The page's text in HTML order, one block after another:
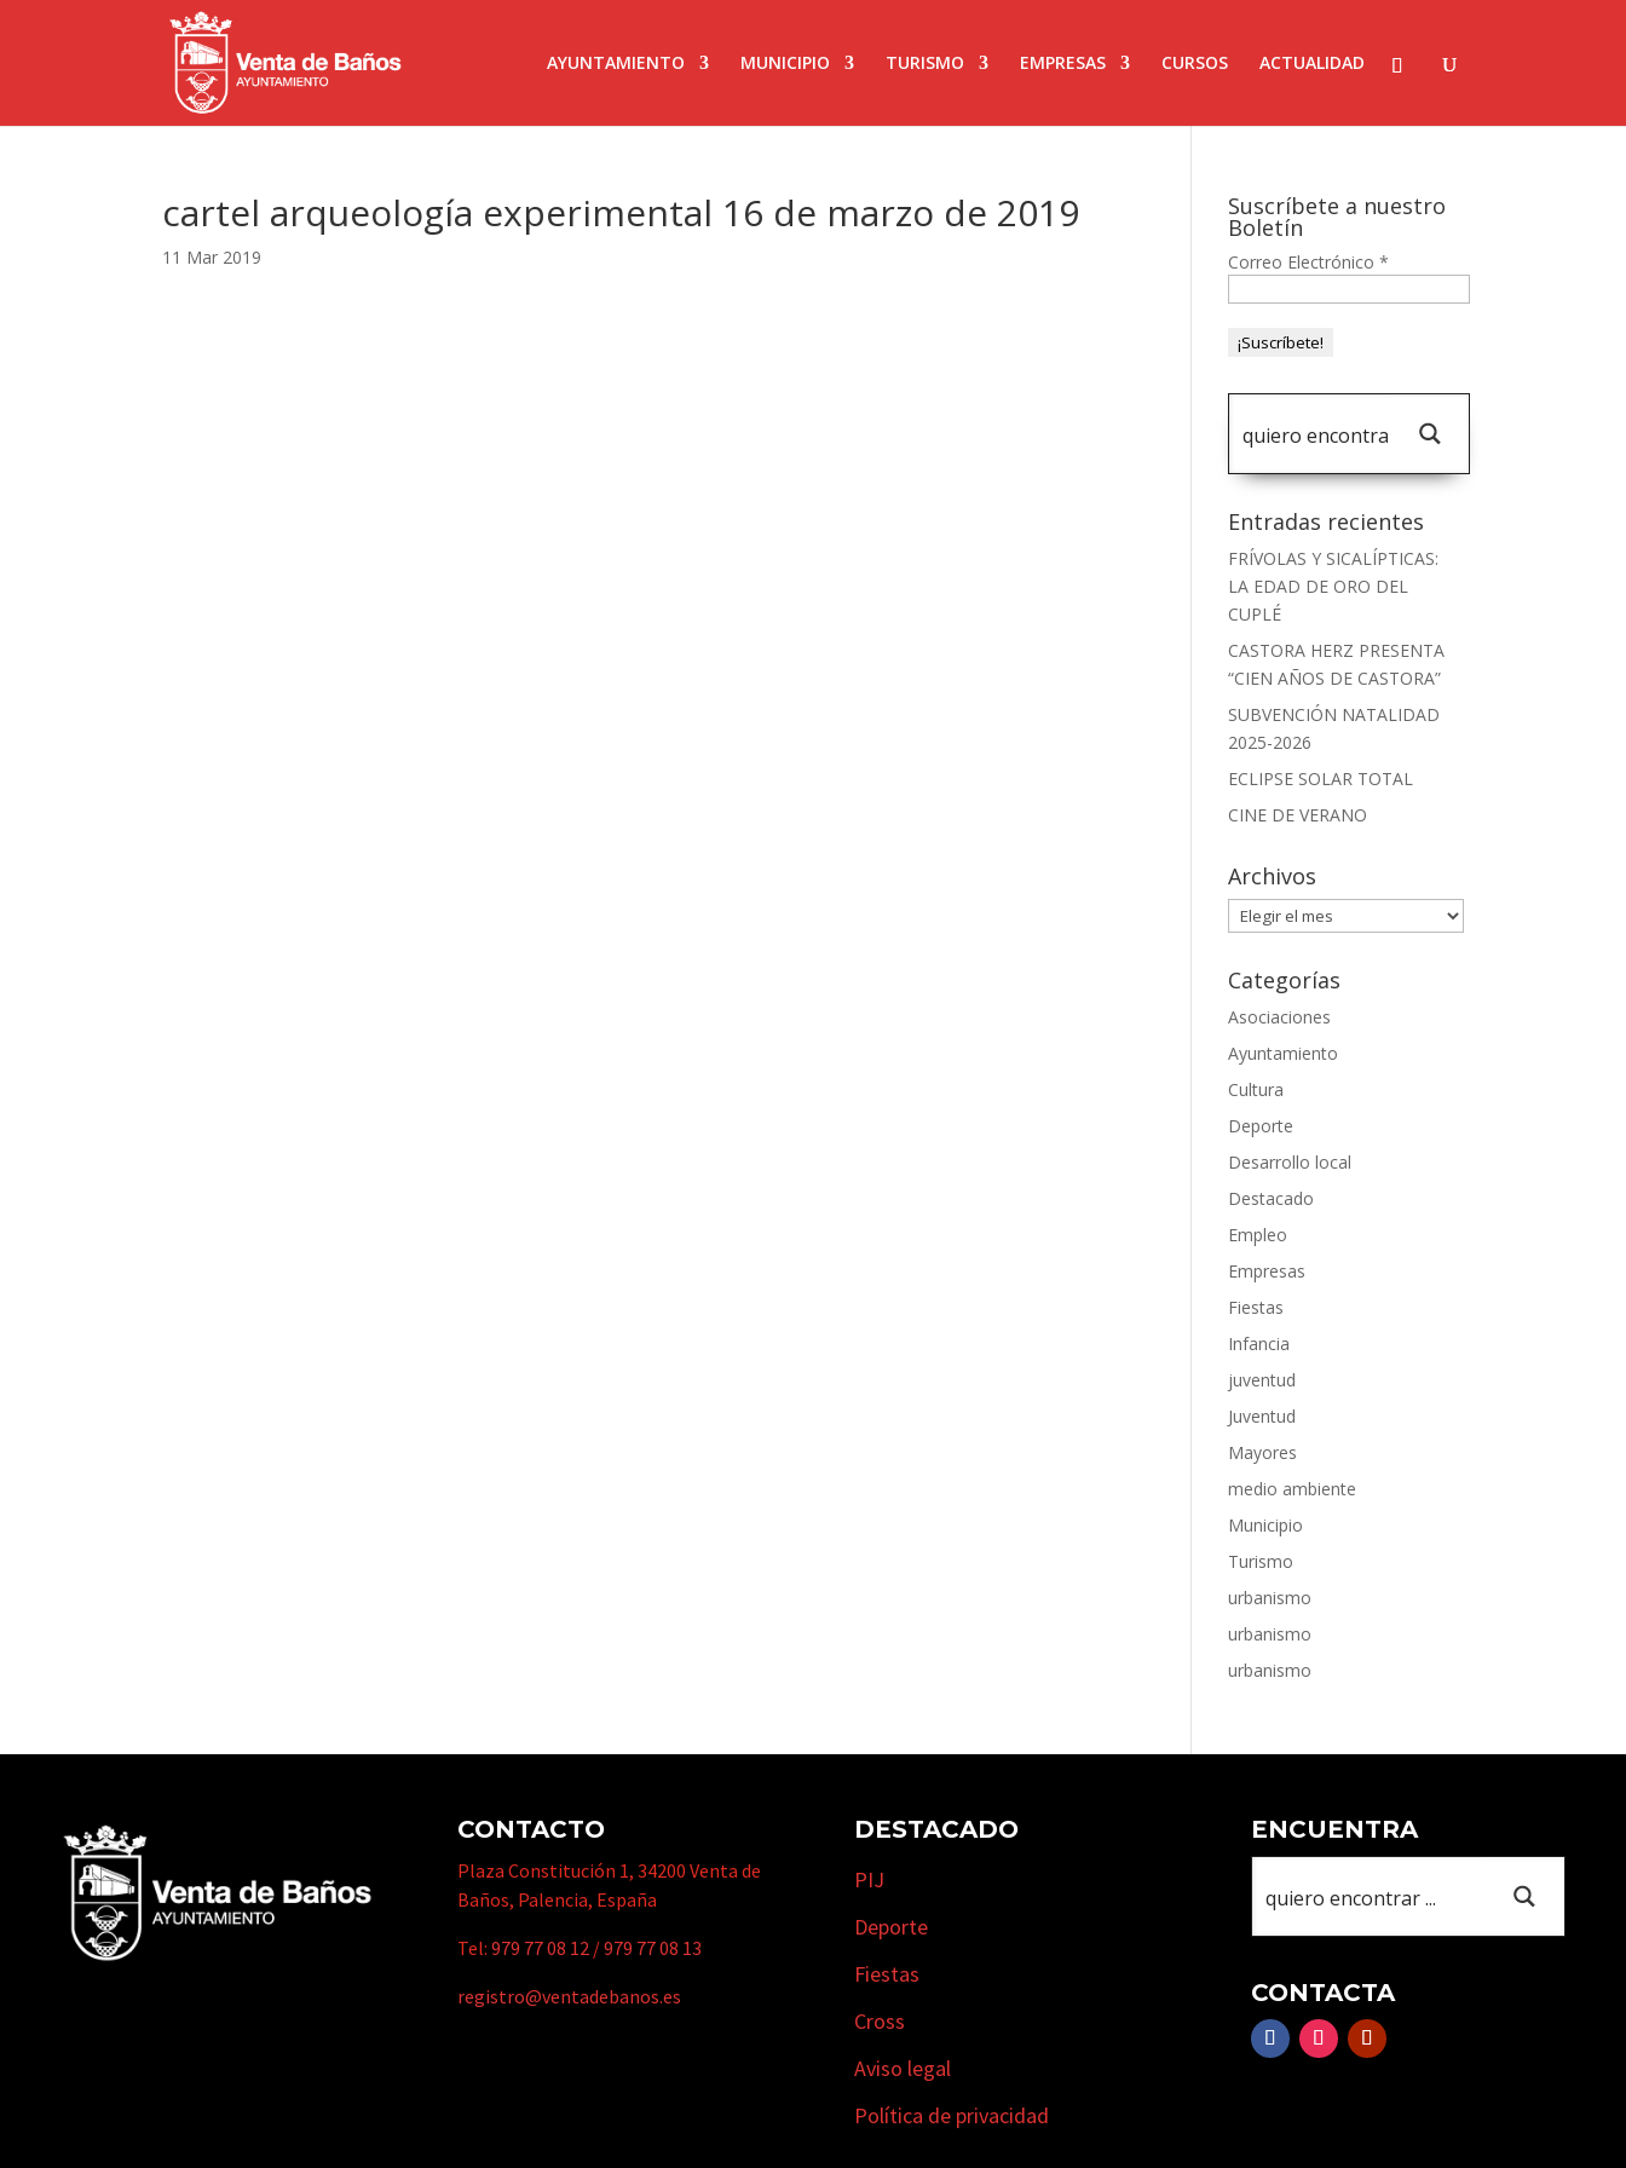
AYUNTAMIENTO MUNICIPIO TURISMO EMPRESAS CURSOS ACTUALIDAD
cartel arqueología experimental 16 de marzo de 2019
11 Mar 2019
Suscríbete a nuestro
Boletín
Correo Electrónico*
Entradas recientes
FRÍVOLAS Y SICALÍPTICAS:
LA EDAD DE ORO DEL
CUPLÉ
CASTORA HERZ PRESENTA
“CIEN AÑOS DE CASTORA”
SUBVENCIÓN NATALIDAD
2025-2026
ECLIPSE SOLAR TOTAL
CINE DE VERANO
Archivos
Archivos
Categorías
Asociaciones
Ayuntamiento
Cultura
Deporte
Desarrollo local
Destacado
Empleo
Empresas
Fiestas
Infancia
juventud
Juventud
Mayores
medio ambiente
Municipio
Turismo
urbanismo
urbanismo
urbanismo
CONTACTO
Plaza Constitución 1, 34200 Venta de
Baños, Palencia, España
Tel:979 77 08 12 /979 77 08 13
registro@ventadebanos.es
DESTACADO
PIJ
Deporte
Fiestas
Cross
Aviso legal
Política de privacidad
ENCUENTRA
CONTACTA